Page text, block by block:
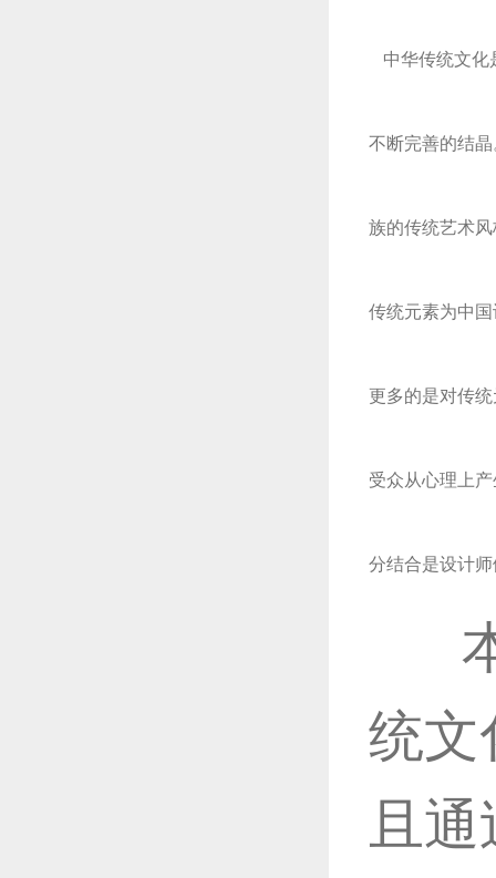
恭喜
更多
中华传统文化
不断完善的结
族的传统艺术
传统元素为中
更多的是对传
受众从心理上
分结合是设计
本
统文
且